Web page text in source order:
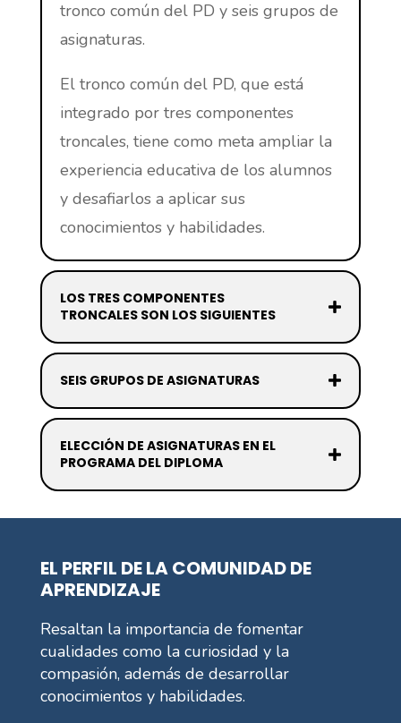
tronco común del PD y seis grupos de
asignaturas.
El tronco común del PD, que está
integrado por tres componentes
troncales, tiene como meta ampliar la
experiencia educativa de los alumnos
y desafiarlos a aplicar sus
conocimientos y habilidades.
LOS TRES COMPONENTES
TRONCALES SON LOS SIGUIENTES
SEIS GRUPOS DE ASIGNATURAS
ELECCIÓN DE ASIGNATURAS EN EL
PROGRAMA DEL DIPLOMA
EL PERFIL DE LA COMUNIDAD DE
APRENDIZAJE
Resaltan la importancia de fomentar
cualidades como la curiosidad y la
compasión, además de desarrollar
conocimientos y habilidades.